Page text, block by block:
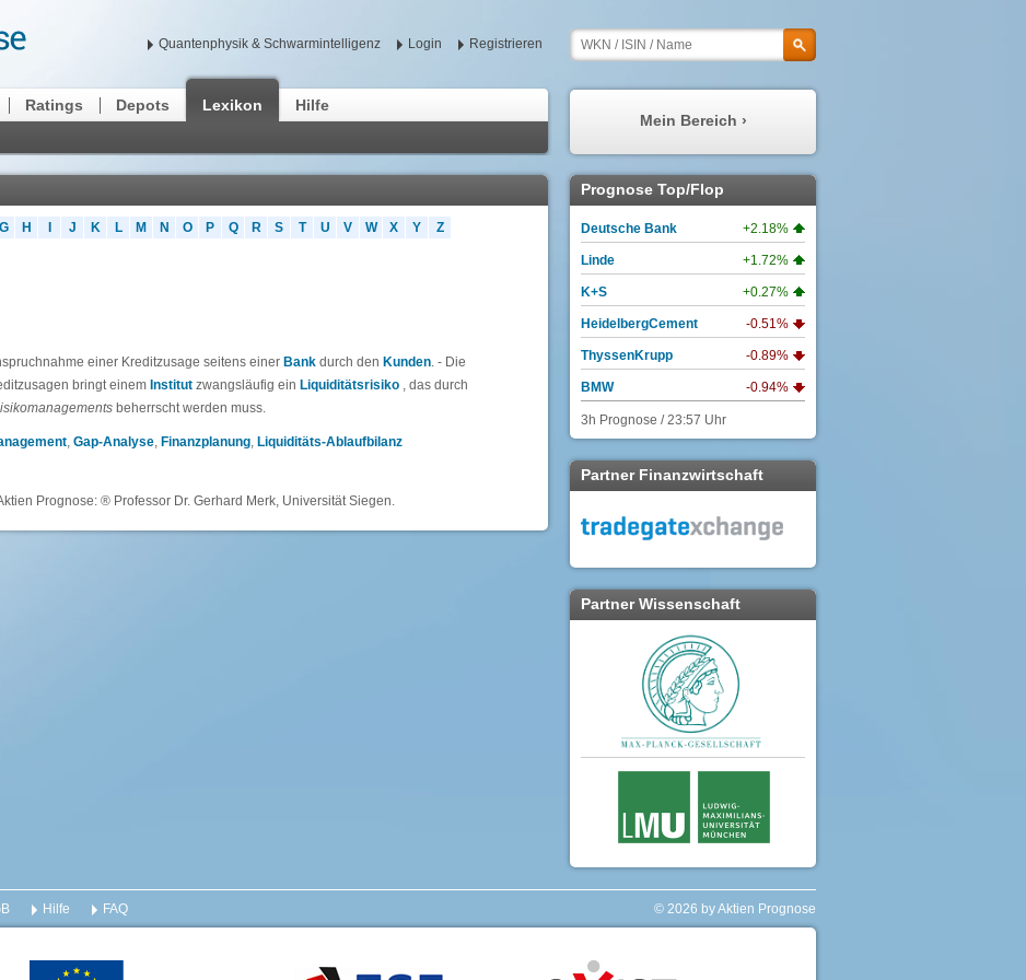
Quantenphysik & Schwarmintelligenz Login Registrieren
Ratings Depots
Lexikon
Hilfe
Mein Bereich ›
Meine Prognosen
Meine Watchlist
Mein Profil
Meine Nachrichten
G H J K L M N O P Q R S T U V W X Y Z
einer Kreditzusage seitens einer Bank durch den Kunden. - Die
bringt einem Institut zwangsläufig ein Liquiditätsrisiko , das durch
beherrscht werden muss.
, Gap-Analyse, Finanzplanung, Liquiditäts-Ablaufbilanz
Prognose: ® Professor Dr. Gerhard Merk, Universität Siegen.
Prognose Top/Flop
Deutsche Bank +2.18%
Linde +1.72%
K+S +0.27%
HeidelbergCement -0.51%
ThyssenKrupp -0.89%
BMW -0.94%
3h Prognose / 23:57 Uhr
Partner Finanzwirtschaft
Partner Wissenschaft
Hilfe FAQ © 2026 by Aktien Prognose